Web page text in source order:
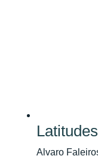
Latitudes
Alvaro